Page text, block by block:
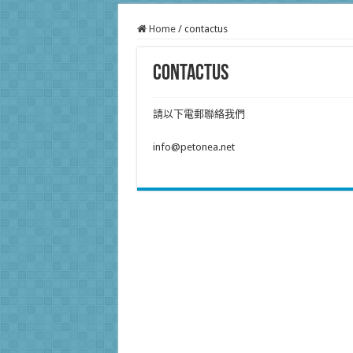
Home / contactus
contactus
請以下電郵聯絡我們
info@petonea.net